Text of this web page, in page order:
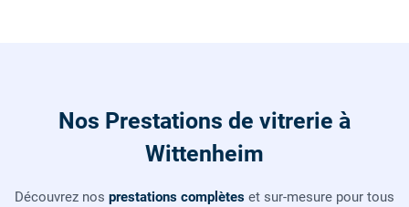
Nos Prestations de vitrerie à
Wittenheim
Découvrez nos prestations complètes et sur-mesure pour tous